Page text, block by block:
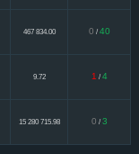
467 834.00 0 / 40
9.72 1 / 4
15 280 715.98 0 / 3